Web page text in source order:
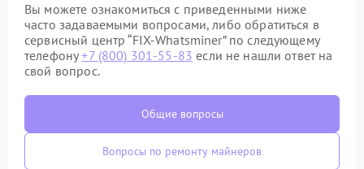
Вы можете ознакомиться с приведенными ниже
часто задаваемыми вопросами, либо обратиться в
сервисный центр “FIX-Whatsminer” по следующему
телефону+7 (800) 301-55-83 если не нашли ответ на
свой вопрос.
Общие вопросы
Вопросы по ремонту майнеров